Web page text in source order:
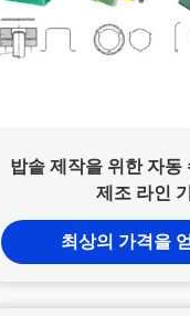
밥솥 제작을 위한 자동
제조 라인
최상의 가격을